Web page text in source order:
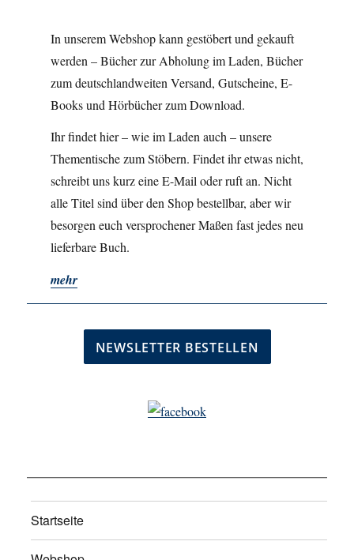
In unserem Webshop kann gestöbert und gekauft
werden – Bücher zur Abholung im Laden, Bücher
zum deutschlandweiten Versand, Gutscheine, E-
Books und Hörbücher zum Download.
Ihr findet hier – wie im Laden auch – unsere
Thementische zum Stöbern. Findet ihr etwas nicht,
schreibt uns kurz eine E-Mail oder ruft an. Nicht
alle Titel sind über den Shop bestellbar, aber wir
besorgen euch versprochener Maßen fast jedes neu
lieferbare Buch.
mehr
Startseite